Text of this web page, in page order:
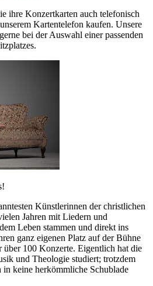
ihre Konzertkarten auch telefonisch
Kartentelefon kaufen. Unsere
bei der Auswahl einer passenden
Künstlerinnen der christlichen
Jahren mit Liedern und
Leben stammen und direkt ins
ganz eigenen Platz auf der Bühne
über 100 Konzerte. Eigentlich hat die
und Theologie studiert; trotzdem
in keine herkömmliche Schublade